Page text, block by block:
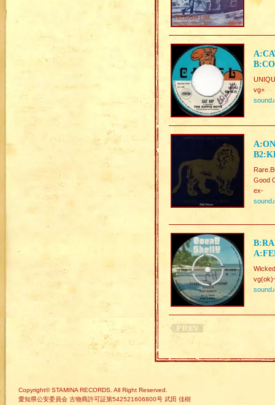
vg+
sound♪
Good
ex-
sound♪
sound♪
Copyright© STAMINA RECORDS. All Right Reserved.
愛知県公安委員会 古物商許可証第542521606800号 武田 佳樹